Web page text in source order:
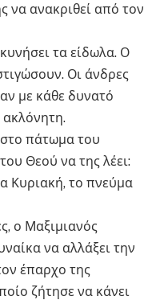
να ανακριθεί από τον
τα είδωλα. Ο
Οι άνδρες
με κάθε δυνατό
πάτωμα του
Θεού να της λέει:
Κυριακή, το πνεύμα
ο Μαξιμιανός
να αλλάξει την
έπαρχο της
ζήτησε να κάνει